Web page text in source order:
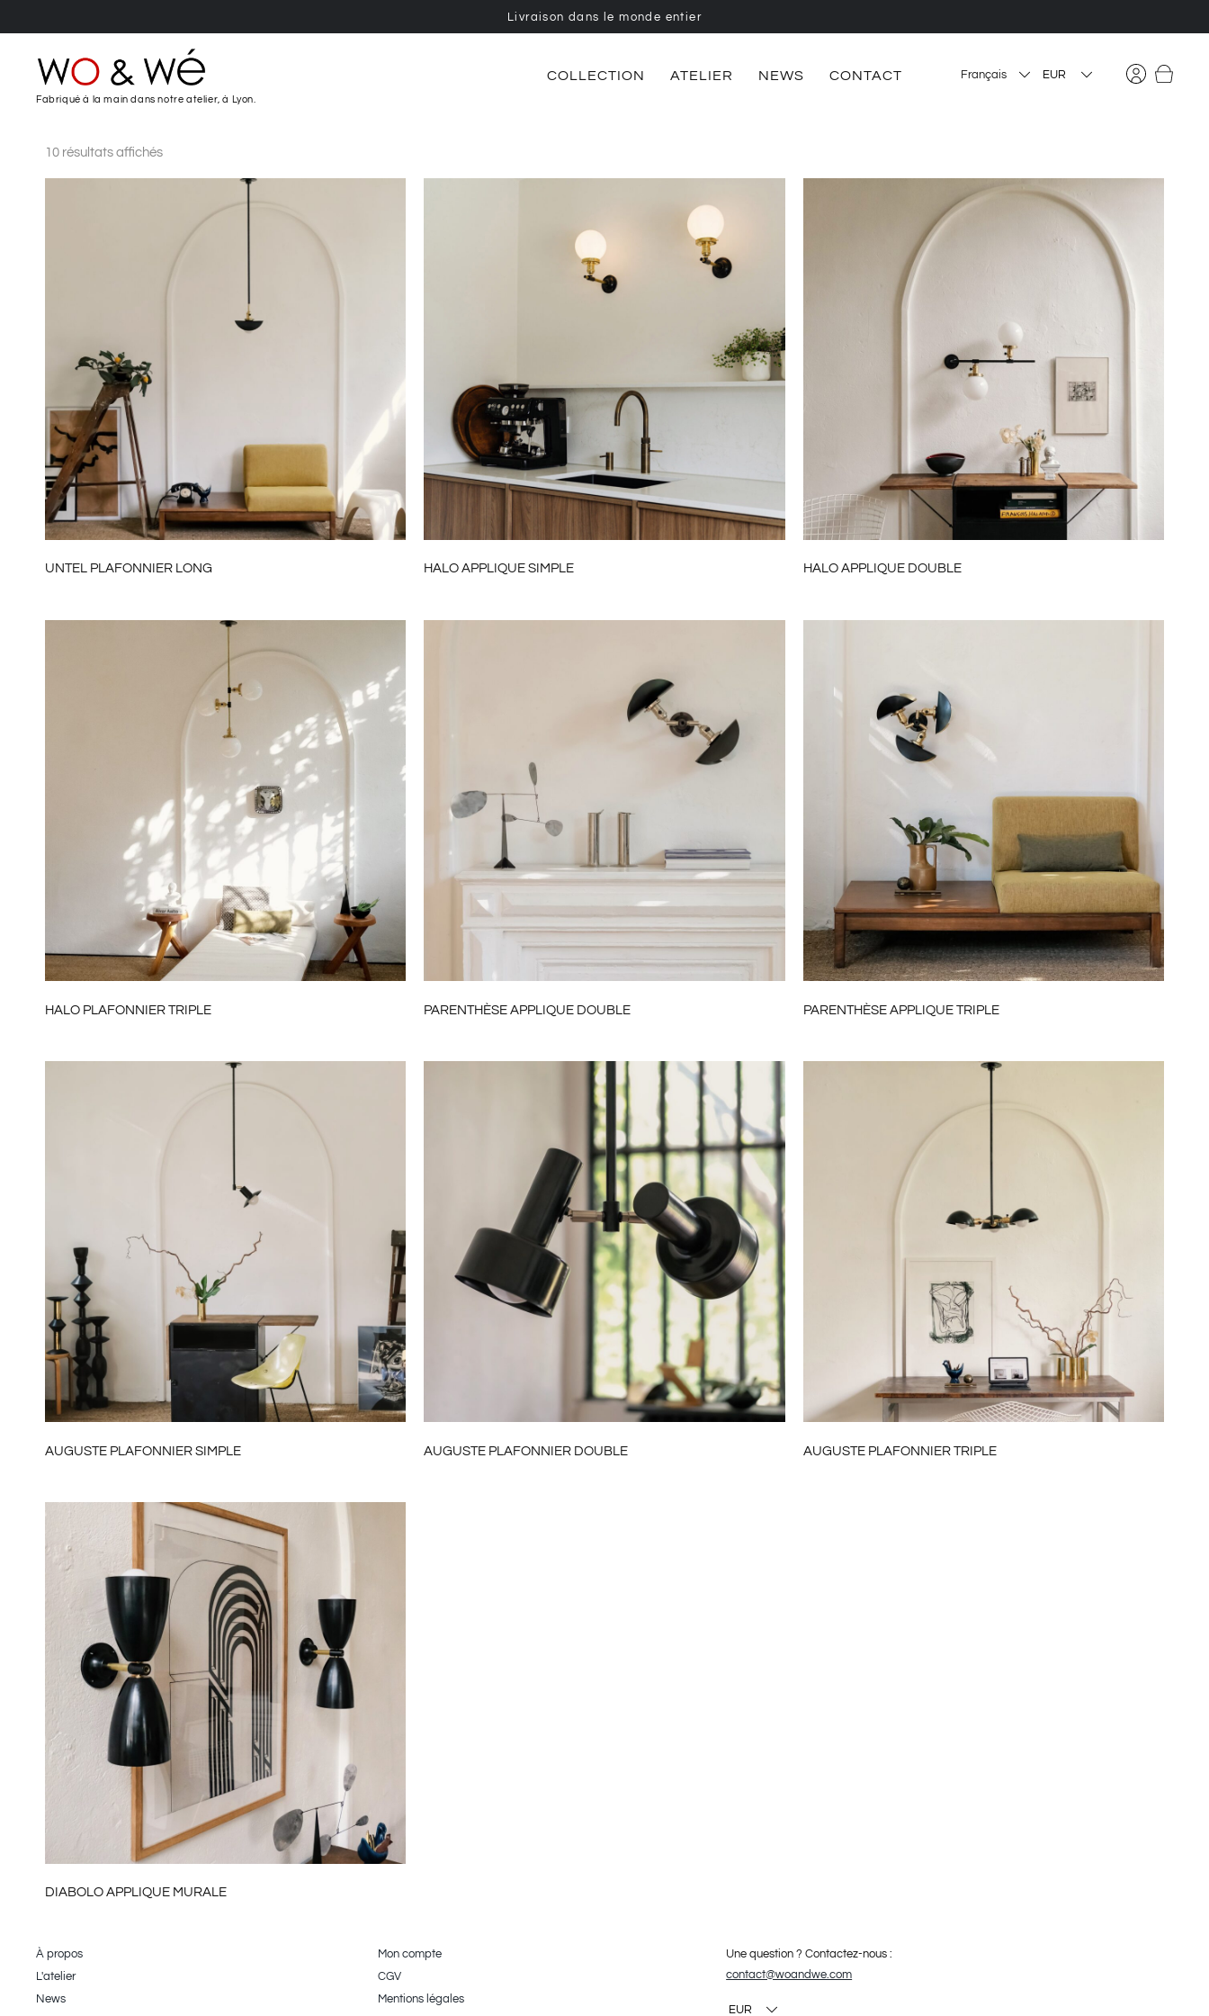
Livraison dans le monde entier
Fabriqué à la main dans notre atelier, à Lyon.
COLLECTION ATELIER NEWS CONTACT Français EUR
HUF
NZD
CHF
NOK
10 résultats affichés
UNTEL PLAFONNIER LONG HALO APPLIQUE SIMPLE HALO APPLIQUE DOUBLE
HALO PLAFONNIER TRIPLE PARENTHÈSE APPLIQUE DOUBLE PARENTHÈSE APPLIQUE TRIPLE
AUGUSTE PLAFONNIER SIMPLE AUGUSTE PLAFONNIER DOUBLE AUGUSTE PLAFONNIER TRIPLE
DIABOLO APPLIQUE MURALE
À propos
L'atelier
News
Mon compte
CGV
Mentions légales
Une question ? Contactez-nous :
contact@woandwe.com
EUR